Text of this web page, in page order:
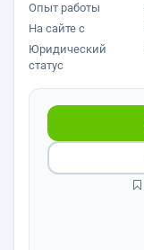
Опыт работы
На сайте с
Юридический
статус